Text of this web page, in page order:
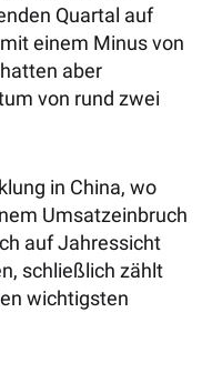
Quartal auf
einem Minus von
aber
von rund zwei
in China, wo
Umsatzeinbruch
auf Jahressicht
schließlich zählt
wichtigsten